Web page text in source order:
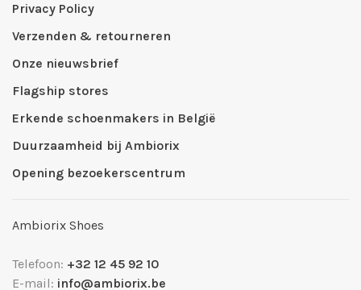
Privacy Policy
Verzenden & retourneren
Onze nieuwsbrief
Flagship stores
Erkende schoenmakers in België
Duurzaamheid bij Ambiorix
Opening bezoekerscentrum
Ambiorix Shoes
Telefoon: +32 12 45 92 10
E-mail: info@ambiorix.be